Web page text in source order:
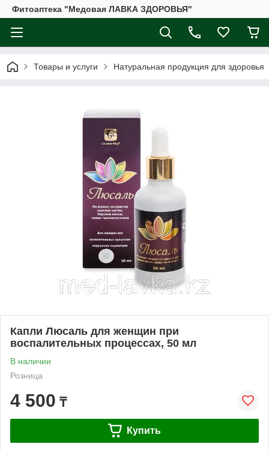
Фитоаптека "Медовая ЛАВКА ЗДОРОВЬЯ"
Товары и услуги Натуральная продукция для здоровья
Капли Люсаль для женщин при
воспалительных процессах, 50 мл
В наличии
Розница
4 500 ₸
Купить